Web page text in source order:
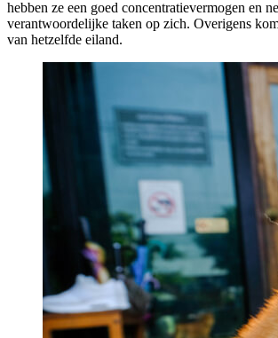
hebben ze een goed concentratievermogen en
verantwoordelijke taken op zich. Overigens
van hetzelfde eiland.